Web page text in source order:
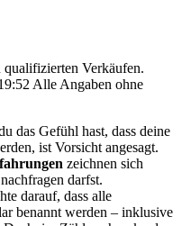
Verkäufen.
Alle Angaben ohne
das Gefühl hast, dass deine
ist Vorsicht angesagt.
zeichnen sich
darfst.
darauf, dass alle
benannt werden – inklusive